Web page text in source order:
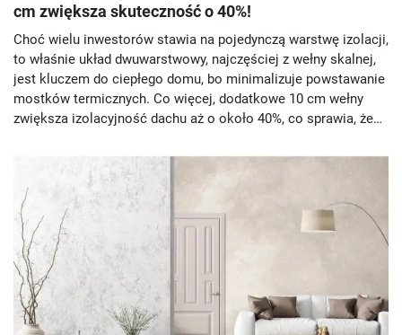
cm zwiększa skuteczność o 40%!
Choć wielu inwestorów stawia na pojedynczą warstwę izolacji,
to właśnie układ dwuwarstwowy, najczęściej z wełny skalnej,
jest kluczem do ciepłego domu, bo minimalizuje powstawanie
mostków termicznych. Co więcej, dodatkowe 10 cm wełny
zwiększa izolacyjność dachu aż o około 40%, co sprawia, że
materiału. Zobacz, jaką grubość izolacji naprawdę powinieneś
zastosować, aby spełnić rygorystyczne normy.